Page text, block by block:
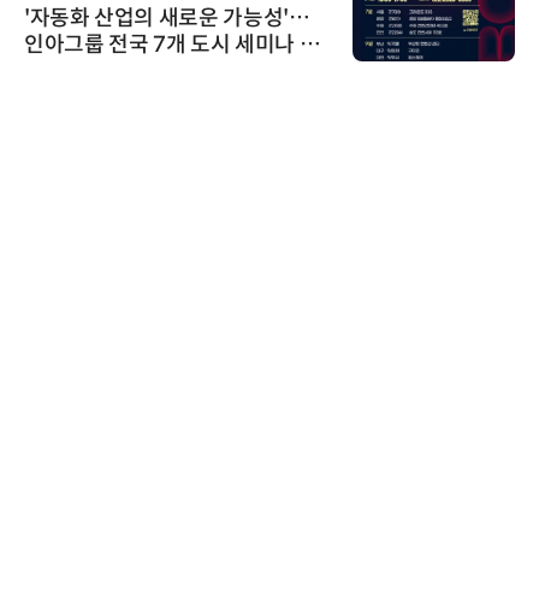
'자동화 산업의 새로운 가능성'…
인아그룹 전국 7개 도시 세미나 페